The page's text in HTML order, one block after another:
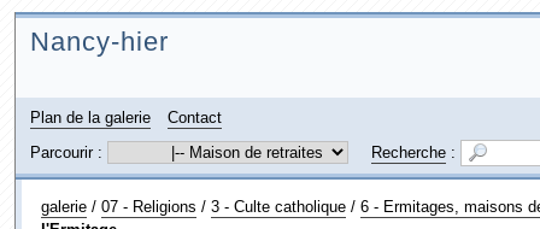
Nancy-hier
Plan de la galerie
Contact
Parcourir :
Recherche:
galerie/ 07 - Religions / 3 - Culte catholique/ 6 - Ermitages, maisons